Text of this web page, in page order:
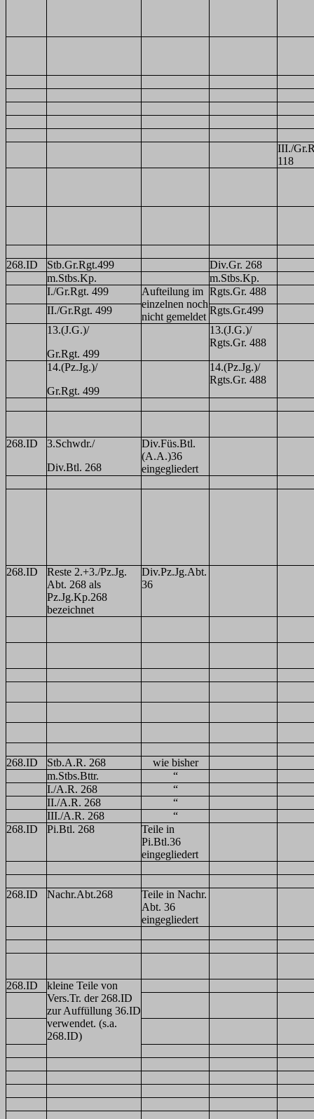
III./
118
268.ID Stb.Gr.Rgt.499
Div.Gr. 268
m.Stbs.Kp.
m.Stbs.Kp.
I./Gr.Rgt. 499
Aufteilung im
einzelnen noch
nicht gemeldet
Rgts.Gr. 488
II./Gr.Rgt. 499
Rgts.Gr.499
13.(J.G.)/
Gr.Rgt. 499
13.(J.G.)/
Rgts.Gr. 488
14.(Pz.Jg.)/
Gr.Rgt. 499
14.(Pz.Jg.)/
Rgts.Gr. 488
268.ID
3.Schwdr./
Div.Btl. 268
Div.Füs.Btl.
(A.A.)36
eingegliedert
268.ID
Reste 2.+3./Pz.Jg.
Abt. 268 als
Pz.Jg.Kp.268
bezeichnet
Div.Pz.Jg.Abt.
36
268.ID Stb.A.R. 268
wie bisher
m.Stbs.Bttr.
“
I./A.R. 268
“
II./A.R. 268
“
III./A.R. 268
“
268.ID
Pi.Btl. 268
Teile in
Pi.Btl.36
eingegliedert
268.ID Nachr.Abt.268
Teile in Nachr.
Abt. 36
eingegliedert
268.ID
kleine Teile von
Vers.Tr. der 268.ID
zur Auffüllung 36.ID
verwendet. (s.a.
268.ID)